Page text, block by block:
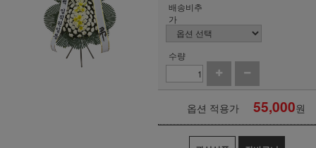
배송비추
가
수량
옵션 적용가 55,000원